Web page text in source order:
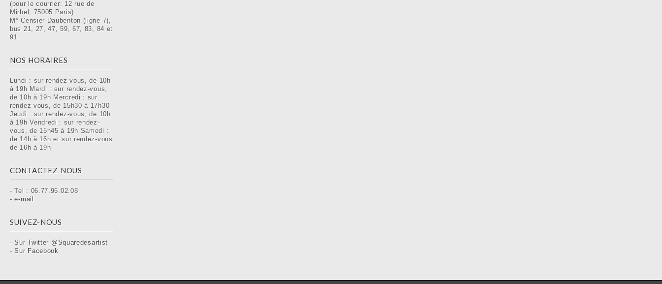
(pour le courrier: 12 rue de
Mirbel, 75005 Paris)
M° Censier Daubenton (ligne 7),
bus 21, 27, 47, 59, 67, 83, 84 et
91.
NOS HORAIRES
Lundi : sur rendez-vous, de 10h
à 19h Mardi : sur rendez-vous,
de 10h à 19h Mercredi : sur
rendez-vous, de 15h30 à 17h30
Jeudi : sur rendez-vous, de 10h
à 19h Vendredi : sur rendez-
vous, de 15h45 à 19h Samedi :
de 14h à 16h et sur rendez-vous
de 16h à 19h
CONTACTEZ-NOUS
- Tel : 06.77.96.02.08
-e-mail
SUIVEZ-NOUS
-Sur Twitter @Squaredesartist
-Sur Facebook